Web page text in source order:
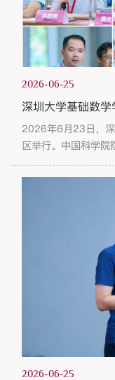
2026-06-25
深圳大学基础数
2026年6月23日，
区举行。中国科学院
学科学学院院长、教
学教授桂长峰，华南
校和科研院所的知
院名誉院长、教授
胡耀华等学院领导
学学科建设与发展进
2026-06-25